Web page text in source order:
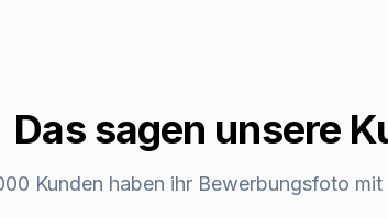
Das sagen unsere
Kunden haben ihr Bewerbungsfoto